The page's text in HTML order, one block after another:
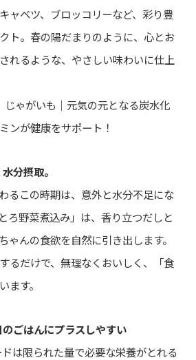
ャベツ、ブロッコリーなど、彩り豊
ト。春の陽だまりのように、心とお
れるような、やさしい味わいに仕上
じゃがいも｜元気の元となる炭水化
ンが健康をサポート！
分摂取。
るこの時期は、意外と水分不足にな
ろ野菜煮込み」は、香り立つだしと
ゃんの食欲を自然に引き出します。
るだけで、無理なくおいしく、「食
ます。
ごはんにプラスしやすい
は限られた量で必要な栄養がとれる